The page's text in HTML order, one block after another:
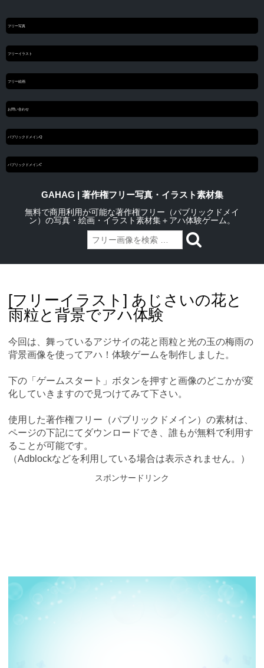
フリー写真
フリーイラスト
フリー絵画
お問い合わせ
パブリックドメインQ
パブリックドメインC
GAHAG | 著作権フリー写真・イラスト素材集
無料で商用利用が可能な著作権フリー（パブリックドメイ
ン）の写真・絵画・イラスト素材集＋アハ体験ゲーム。
content[フリーイラスト] あじさいの花と
雨粒と背景でアハ体験
今回は、舞っているアジサイの花と雨粒と光の玉の梅雨の
背景画像を使ってアハ！体験ゲームを制作しました。
下の「ゲームスタート」ボタンを押すと画像のどこかが変
化していきますので見つけてみて下さい。
使用した著作権フリー（パブリックドメイン）の素材は、
ページの下記にてダウンロードでき、誰もが無料で利用す
ることが可能です。
（Adblockなどを利用している場合は表示されません。）
スポンサードリンク